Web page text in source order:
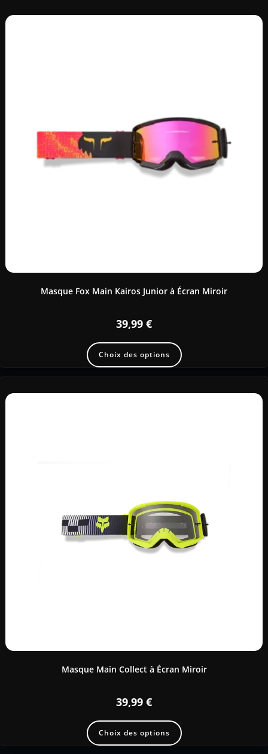
Masque Fox Main Kairos Junior à Écran Miroir
39,99 €
Choix des options
Masque Main Collect à Écran Miroir
39,99 €
Choix des options